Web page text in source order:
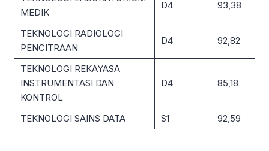
MEDIK
D4 93,38
TEKNOLOGI RADIOLOGI
PENCITRAAN
D4 92,82
TEKNOLOGI REKAYASA
INSTRUMENTASI DAN
KONTROL
D4 85,18
TEKNOLOGI SAINS DATA S1 92,59